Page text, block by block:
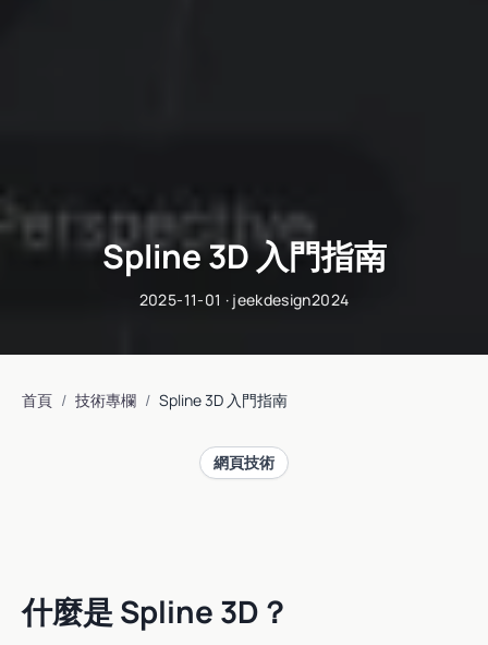
Spline 3D 入門指南
2025-11-01 · jeekdesign2024
首頁 / 技術專欄 / Spline 3D 入門指南
網頁技術
什麼是 Spline 3D？